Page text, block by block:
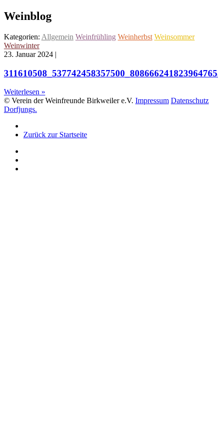
Weinblog
Kategorien: Allgemein Weinfrühling Weinherbst Weinsommer
Weinwinter
23. Januar 2024 |
Weiterlesen »
© Verein der Weinfreunde Birkweiler e.V. Impressum Datenschutz
Dorfjungs.
Zurück zur Startseite